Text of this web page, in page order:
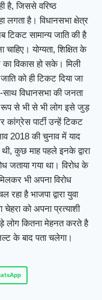
है, जिससे वरिष्ठ
लगता है। विधानसभा क्षेत्र
सामान्य जाति की है
योग्यता, शिक्षित के
का विकास हो सके। मिली
को ही टिकट दिया जा
साथ विधानसभा की जनता
रूप से भी से भी लोग इसे जुड़
पार्टी उन्हें टिकट
2018 की चुनाव में याद
कुछ माह पहले इनके द्वारा
जताया गया था। विरोध के
भी अपना विरोध
है भाजपा द्वारा युवा
चेहरा को अपना प्रत्याशी
लोग कितना मेहनत करते है
के बाद पता चलेगा।